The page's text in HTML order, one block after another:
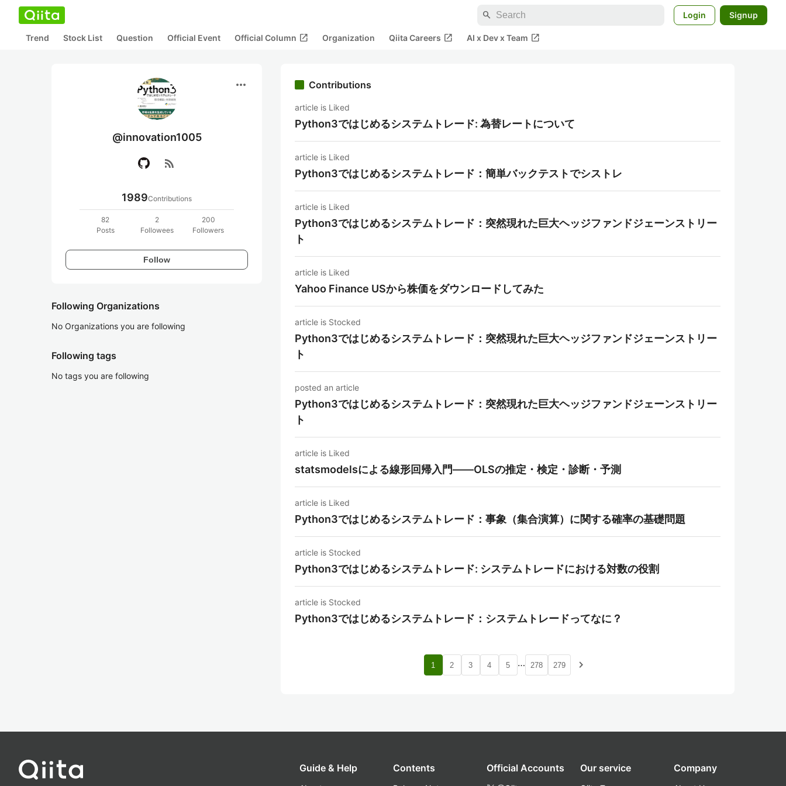
search Login Signup
Trend Stock List Question Official Event Official Column open_in_new Organization Qiita Careers open_in_new AI x Dev x Team open_in_new
more_horiz
@innovation1005
rss_feed
1989Contributions
82
Posts
2
Followees
200
Followers
Follow
Following Organizations
No Organizations you are following
Following tags
No tags you are following
Contributions
article is Liked
Python3ではじめるシステムトレード: 為替レートについて
article is Liked
Python3ではじめるシステムトレード：簡単バックテストでシストレ
article is Liked
Python3ではじめるシステムトレード：突然現れた巨大ヘッジファンドジェーンストリー
ト
article is Liked
Yahoo Finance USから株価をダウンロードしてみた
article is Stocked
Python3ではじめるシステムトレード：突然現れた巨大ヘッジファンドジェーンストリー
ト
posted an article
Python3ではじめるシステムトレード：突然現れた巨大ヘッジファンドジェーンストリー
ト
article is Liked
statsmodelsによる線形回帰入門――OLSの推定・検定・診断・予測
article is Liked
Python3ではじめるシステムトレード：事象（集合演算）に関する確率の基礎問題
article is Stocked
Python3ではじめるシステムトレード: システムトレードにおける対数の役割
article is Stocked
Python3ではじめるシステムトレード：システムトレードってなに？
1 2 3 4 5 … 278 279 navigate_next
Guide & Help Contents Official Accounts Our service Company